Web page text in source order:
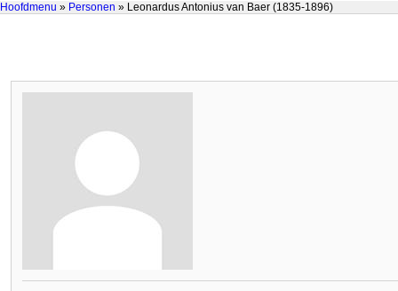
Hoofdmenu » Personen » Leonardus Antonius van Baer (1835-1896)